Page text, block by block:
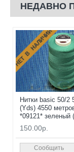
НЕДАВНО
НЕТ В НАЛИЧИИ
Нитки basic 50/2
(Yds) 4550
*09121* зеленый
150.00р.
Сообщить